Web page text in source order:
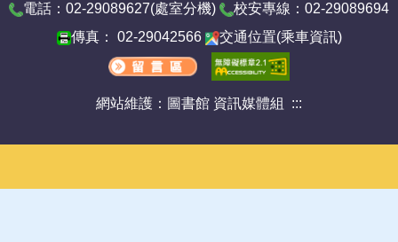
電話：02-29089627(處室分機)
校安專線：02-29089694
傳真： 02-29042566
交通位置(乘車資訊)
網站維護：圖書館 資訊媒體組 :::